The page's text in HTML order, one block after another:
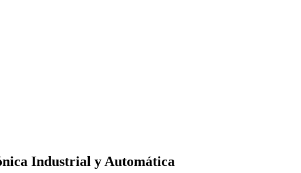
Industrial y Automática